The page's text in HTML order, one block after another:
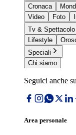
Cronaca
Video
Foto
Tv & Spettacolo
Lifestyle
Speciali
Chi siamo
Seguici anche su
Area personale